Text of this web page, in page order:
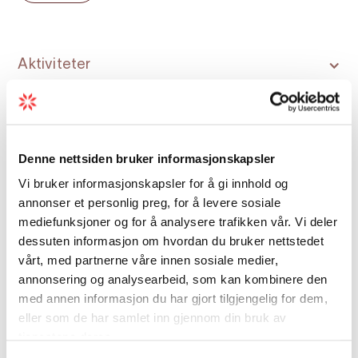
Denne nettsiden bruker informasjonskapsler
Vi bruker informasjonskapsler for å gi innhold og
annonser et personlig preg, for å levere sosiale
mediefunksjoner og for å analysere trafikken vår. Vi deler
dessuten informasjon om hvordan du bruker nettstedet
vårt, med partnerne våre innen sosiale medier,
annonsering og analysearbeid, som kan kombinere den
med annen informasjon du har gjort tilgjengelig for dem,
eller som de har samlet inn gjennom din bruk av
Toalett og varme dusjar
Vaskerom med vaskemaskin og tørketrommel
Tømmerom for campingtoalett og avfallsvatn
Lekeplass for dei minste
Aktivitetar og opplevingar rett utanfor
teltduken
Sæbø Camping er eit ideelt utgangspunkt for
fjellturar på Hardangervidda, Måbødalen og
Hjølmodalen. Her finst eit rikt utval av merka
Aktiviteter
Forretningstilbud
Generelle fasiliteter